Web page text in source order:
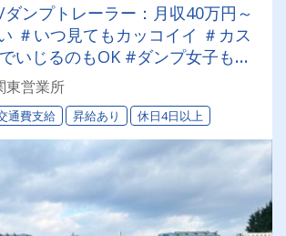
ダンプトレーラー：月収40万円～
＃いつ見てもカッコイイ ＃カス
いじるのもOK #ダンプ女子も活
#資格取得費用補助あり ＃車好き
い
東営業所
通費支給 昇給あり 休日4日以上